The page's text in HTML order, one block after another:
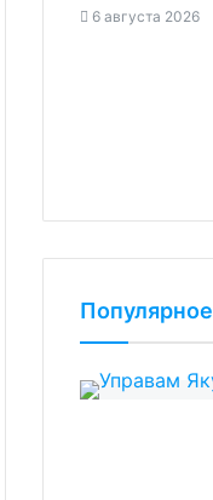
6 августа 2026
Популярное